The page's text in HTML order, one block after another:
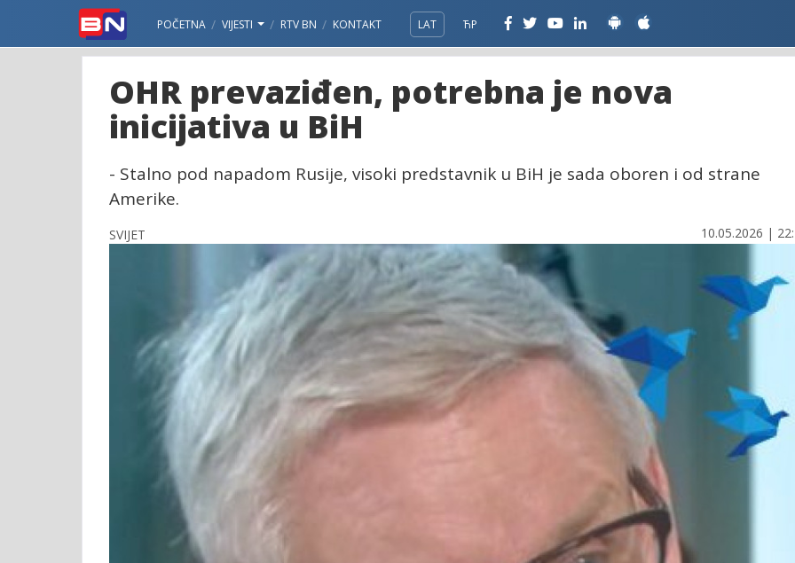
POČETNA VIJESTI RTV BN KONTAKT LAT ЋР
OHR prevaziđen, potrebna je nova
inicijativa u BiH
- Stalno pod napadom Rusije, visoki predstavnik u BiH je sada oboren i od strane
Amerike.
SVIJET 10.05.2026 |